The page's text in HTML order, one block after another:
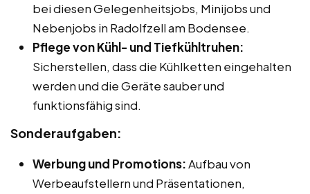
bei diesen Gelegenheitsjobs, Minijobs und
Nebenjobs in Radolfzell am Bodensee.
Pflege von Kühl- und Tiefkühltruhen:
Sicherstellen, dass die Kühlketten eingehalten
werden und die Geräte sauber und
funktionsfähig sind.
Sonderaufgaben:
Werbung und Promotions:Aufbau von
Werbeaufstellern und Präsentationen,